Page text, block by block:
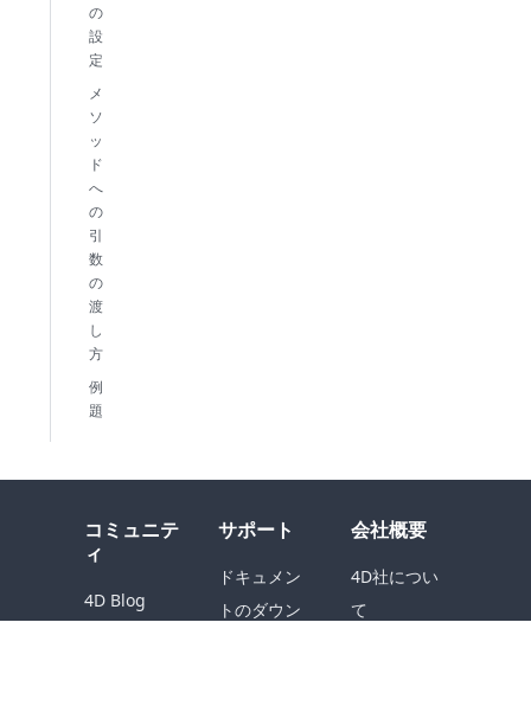
の
設
定
メ
ソ
ッ
ド
へ
の
引
数
の
渡
し
方
例
題
コミュニテ
ィ
4D Blog
サポート
ドキュメン
トのダウン
会社概要
4D社につい
て